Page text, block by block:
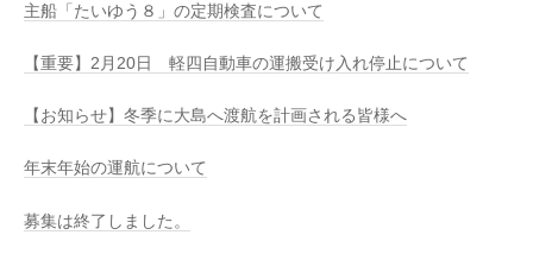
主船「たいゆう８」の定期検査について
【重要】2月20日 軽四自動車の運搬受け入れ停止について
【お知らせ】冬季に大島へ渡航を計画される皆様へ
年末年始の運航について
募集は終了しました。